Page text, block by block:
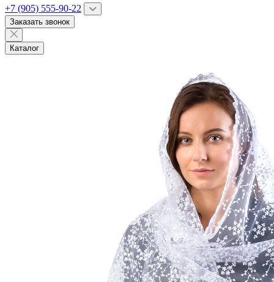
+7 (905) 555-90-22
Заказать звонок
Каталог